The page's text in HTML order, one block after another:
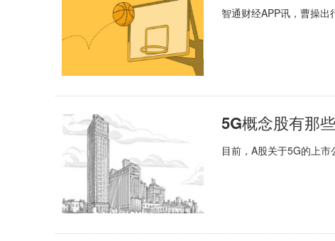
智通财经APP讯，曹操
5G概念股有那
目前，A股关于5G的上